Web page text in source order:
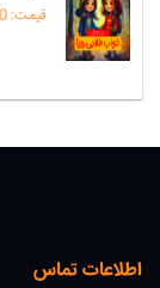
قیمت: 250000 تومان
اطلاعات تماس